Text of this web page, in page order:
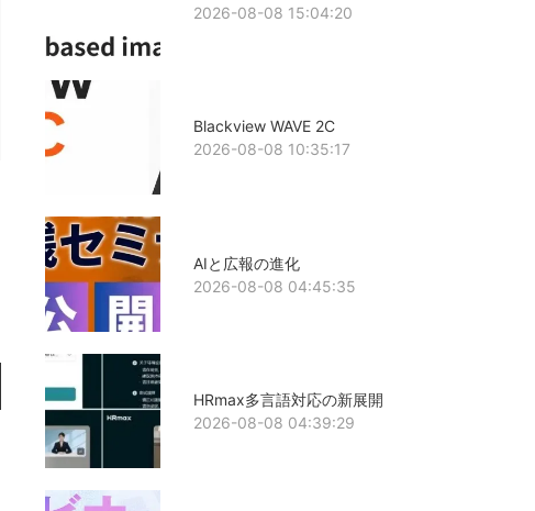
2026-08-08 15:04:20
Blackview WAVE 2C
2026-08-08 10:35:17
AIと広報の進化
2026-08-08 04:45:35
HRmax多言語対応の新展開
2026-08-08 04:39:29